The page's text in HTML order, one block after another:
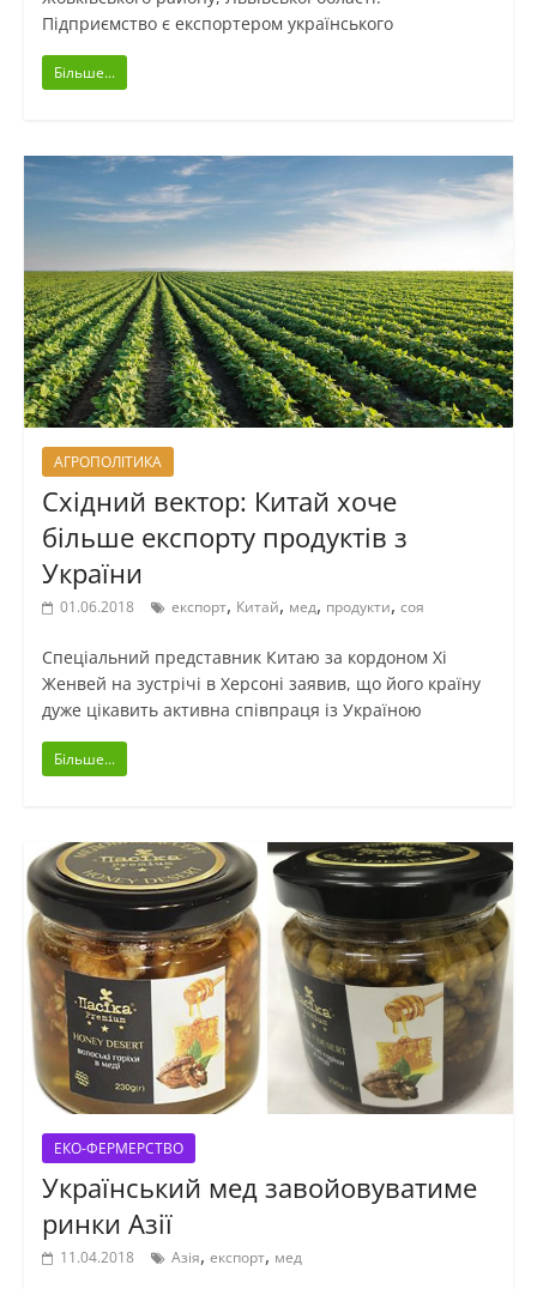
Підприємство є експортером українського
Більше...
АГРОПОЛІТИКА
Східний вектор: Китай хоче
більше експорту продуктів з
України
01.06.2018 експорт, Китай, мед, продукти, соя
Спеціальний представник Китаю за кордоном Хі
Женвей на зустрічі в Херсоні заявив, що його країну
дуже цікавить активна співпраця із Україною
Більше...
ЕКО-ФЕРМЕРСТВО
Український мед завойовуватиме
ринки Азії
11.04.2018 Азія, експорт, мед